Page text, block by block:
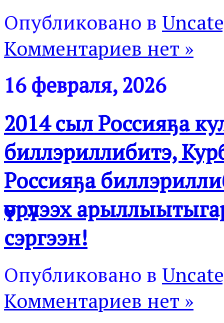
Опубликовано в
Комментариев нет »
16 февраля, 2026
2014 сыл Россияҕа
биллэриллибитэ,
Россияҕа
үөрүлээх
сэргээн!
Опубликовано в
Комментариев нет »